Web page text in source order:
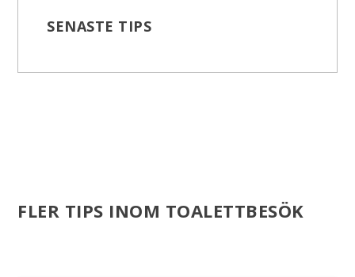
SENASTE TIPS
FLER TIPS INOM TOALETTBESÖK